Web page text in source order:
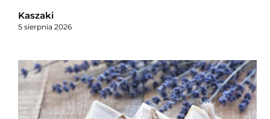
Kaszaki
5 sierpnia 2026